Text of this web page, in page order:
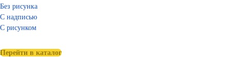
Без рисунка
С надписью
С рисунком
Перейти в каталог